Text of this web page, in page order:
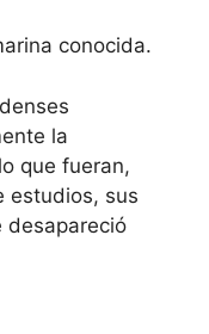
conocida.
la
que fueran,
estudios, sus
desapareció